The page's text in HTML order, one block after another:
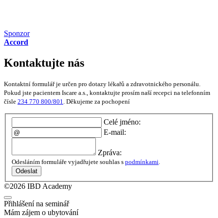
Sponzor
Accord
Kontaktujte nás
Kontaktní formulář je určen pro dotazy lékařů a zdravotnického personálu.
Pokud jste pacientem Iscare a.s., kontaktujte prosím naší recepci na telefonním
čísle 234 770 800/801. Děkujeme za pochopení
Celé jméno:
E-mail:
Zpráva:
Odesláním formuláře vyjadřujete souhlas s podmínkami
Odeslat
©2026 IBD Academy
Přihlášení na seminář
Mám zájem o ubytování